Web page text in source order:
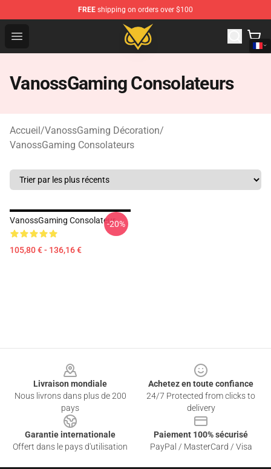
FREE shipping on orders over $100
Open menu
Vanossgaming Store - Official Vanossgaming
VanossGaming Consolateurs
Accueil/VanossGaming Décoration/
VanossGaming Consolateurs
VanossGaming Consolateur
105,80 € - 136,16 €
-20%
Livraison mondiale
Nous livrons dans plus de 200
pays
Achetez en toute confiance
24/7 Protected from clicks to
delivery
Garantie internationale
Offert dans le pays d'utilisation
Paiement 100% sécurisé
PayPal / MasterCard / Visa